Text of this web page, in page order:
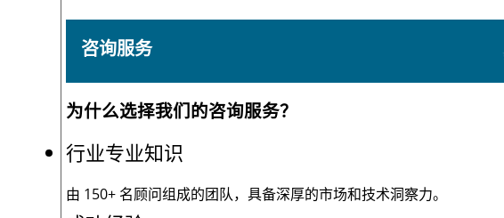
咨询服务
为什么选择我们的咨询服务？
行业专业知识
由 150+ 名顾问组成的团队，具备深厚的市场和技术洞察力。